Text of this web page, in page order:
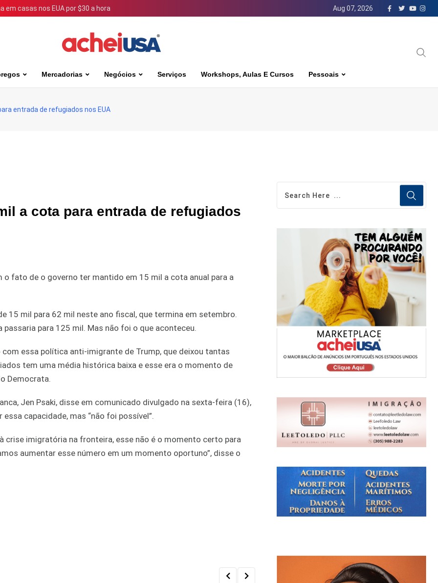
casas nos EUA por $30 a hora Aug 07, 2026
Mercadorias Negócios Serviços Workshops, Aulas E Cursos Pessoais
entrada de refugiados nos EUA
a cota para entrada de refugiados
fato de o governo ter mantido em 15 mil a cota anual para a
15 mil para 62 mil neste ano fiscal, que termina em setembro.
para 125 mil. Mas não foi o que aconteceu.
essa política anti-imigrante de Trump, que deixou tantas
tem uma média histórica baixa e esse era o momento de
Democrata.
Jen Psaki, disse em comunicado divulgado na sexta-feira (16),
capacidade, mas “não foi possível”.
crise imigratória na fronteira, esse não é o momento certo para
aumentar esse número em um momento oportuno”, disse o